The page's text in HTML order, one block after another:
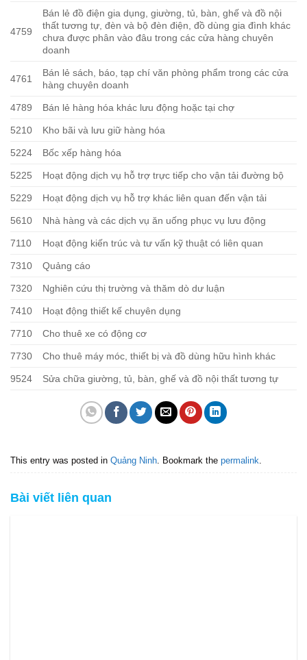
4759
Bán lẻ đồ điện gia dụng, giường, tủ, bàn, ghế và đồ nội
thất tương tự, đèn và bộ đèn điện, đồ dùng gia đình khác
chưa được phân vào đâu trong các cửa hàng chuyên
doanh
4761
Bán lẻ sách, báo, tạp chí văn phòng phẩm trong các cửa
hàng chuyên doanh
4789 Bán lẻ hàng hóa khác lưu động hoặc tại chợ
5210 Kho bãi và lưu giữ hàng hóa
5224 Bốc xếp hàng hóa
5225 Hoạt động dịch vụ hỗ trợ trực tiếp cho vận tải đường bộ
5229 Hoạt động dịch vụ hỗ trợ khác liên quan đến vận tải
5610 Nhà hàng và các dịch vụ ăn uống phục vụ lưu động
7110 Hoạt động kiến trúc và tư vấn kỹ thuật có liên quan
7310 Quảng cáo
7320 Nghiên cứu thị trường và thăm dò dư luận
7410 Hoạt động thiết kế chuyên dụng
7710 Cho thuê xe có động cơ
7730 Cho thuê máy móc, thiết bị và đồ dùng hữu hình khác
9524 Sửa chữa giường, tủ, bàn, ghế và đồ nội thất tương tự
This entry was posted in Quảng Ninh . Bookmark the permalink
Bài viết liên quan